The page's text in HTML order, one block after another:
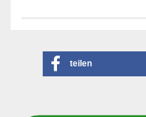
teilen